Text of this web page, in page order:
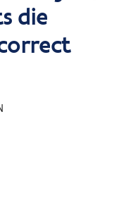
die